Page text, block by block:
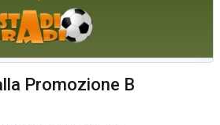
Promozione B